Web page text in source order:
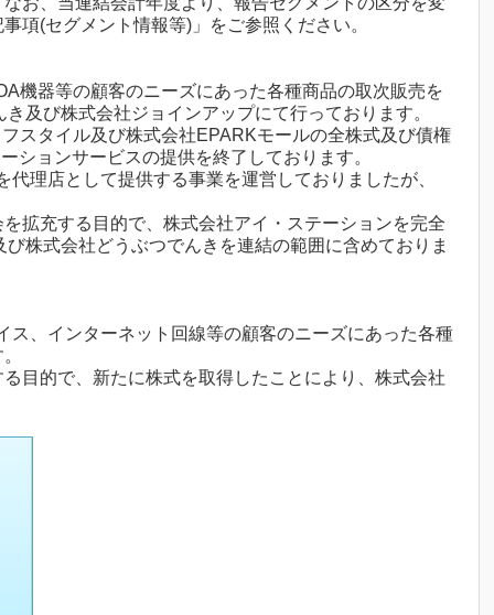
項(セグメント情報等)」をご参照ください。
機器等の顧客のニーズにあった各種商品の取次販売を
及び株式会社ジョインアップにて行っております。
スタイル及び株式会社EPARKモールの全株式及び債権
ションサービスの提供を終了しております。
理店として提供する事業を運営しておりましたが、
拡充する目的で、株式会社アイ・ステーションを完全
株式会社どうぶつでんきを連結の範囲に含めておりま
、インターネット回線等の顧客のニーズにあった各種
目的で、新たに株式を取得したことにより、株式会社